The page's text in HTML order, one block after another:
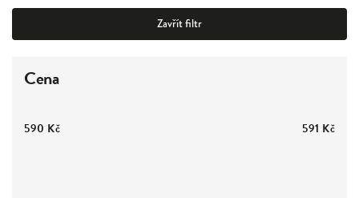
Zavřít filtr
Cena
590 Kč 591 Kč